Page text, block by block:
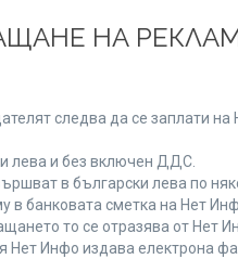
НА
следва да се заплати
лева и без включен ДДС.
в български лева по
в банковата сметка на Нет
то се отразява от
Нет Инфо издава електрона